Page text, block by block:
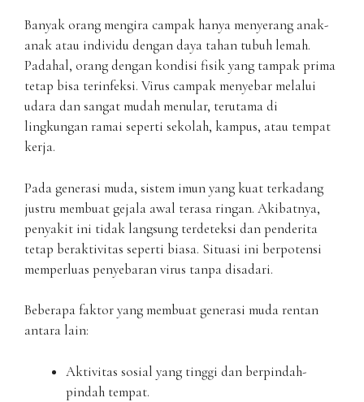
Banyak orang mengira campak hanya menyerang anak-
anak atau individu dengan daya tahan tubuh lemah.
Padahal, orang dengan kondisi fisik yang tampak prima
tetap bisa terinfeksi. Virus campak menyebar melalui
udara dan sangat mudah menular, terutama di
lingkungan ramai seperti sekolah, kampus, atau tempat
kerja.
Pada generasi muda, sistem imun yang kuat terkadang
justru membuat gejala awal terasa ringan. Akibatnya,
penyakit ini tidak langsung terdeteksi dan penderita
tetap beraktivitas seperti biasa. Situasi ini berpotensi
memperluas penyebaran virus tanpa disadari.
Beberapa faktor yang membuat generasi muda rentan
antara lain:
Aktivitas sosial yang tinggi dan berpindah-
pindah tempat.